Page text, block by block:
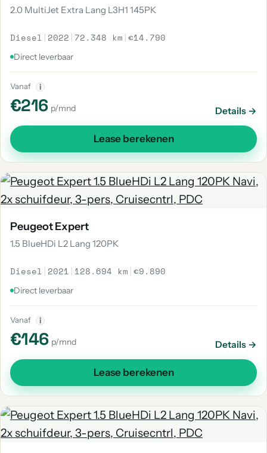
2.0 MultiJet Extra Lang L3H1 145PK
Diesel | 2022 | 72.348 km |€14.790
Direct leverbaar
Vanaf i
€216 p/mnd Details →
Lease berekenen
Peugeot Expert
1.5 BlueHDi L2 Lang 120PK
Diesel | 2021 | 128.694 km |€9.890
Direct leverbaar
Vanaf i
€146 p/mnd Details →
Lease berekenen